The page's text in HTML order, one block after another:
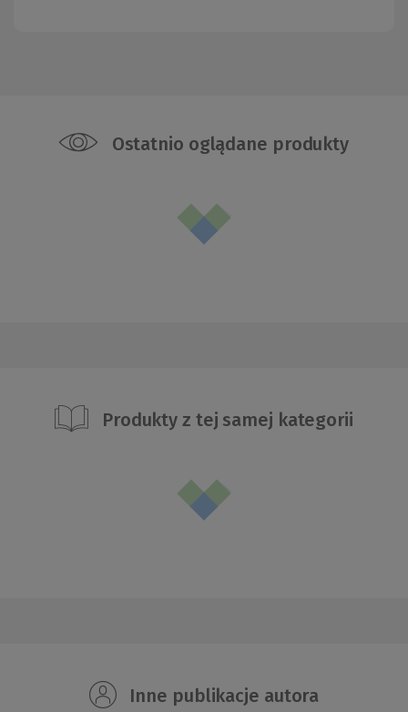
Ostatnio oglądane produkty
Produkty z tej samej kategorii
Inne publikacje autora